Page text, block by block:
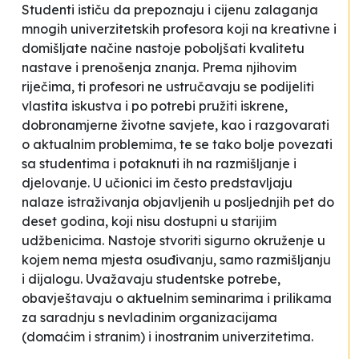
Studenti ističu da prepoznaju i cijenu zalaganja
mnogih univerzitetskih profesora koji na kreativne i
domišljate načine nastoje poboljšati kvalitetu
nastave i prenošenja znanja. Prema njihovim
riječima, ti profesori ne ustručavaju se podijeliti
vlastita iskustva i po potrebi pružiti iskrene,
dobronamjerne životne savjete, kao i razgovarati
o aktualnim problemima, te se tako bolje povezati
sa studentima i potaknuti ih na razmišljanje i
djelovanje. U učionici im često predstavljaju
nalaze istraživanja objavljenih u posljednjih pet do
deset godina, koji nisu dostupni u starijim
udžbenicima. Nastoje stvoriti sigurno okruženje u
kojem nema mjesta osuđivanju, samo razmišljanju
i dijalogu. Uvažavaju studentske potrebe,
obavještavaju o aktuelnim seminarima i prilikama
za saradnju s nevladinim organizacijama
(domaćim i stranim) i inostranim univerzitetima.